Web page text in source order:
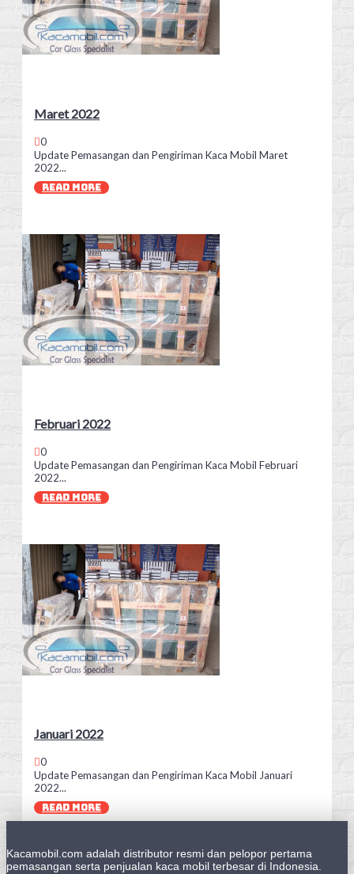
Maret 2022
0
Update Pemasangan dan Pengiriman Kaca Mobil Maret
2022...
READ MORE
Februari 2022
0
Update Pemasangan dan Pengiriman Kaca Mobil Februari
2022...
READ MORE
Januari 2022
0
Update Pemasangan dan Pengiriman Kaca Mobil Januari
2022...
READ MORE
Kacamobil.com adalah distributor resmi dan pelopor pertama
pemasangan serta penjualan kaca mobil terbesar di Indonesia.